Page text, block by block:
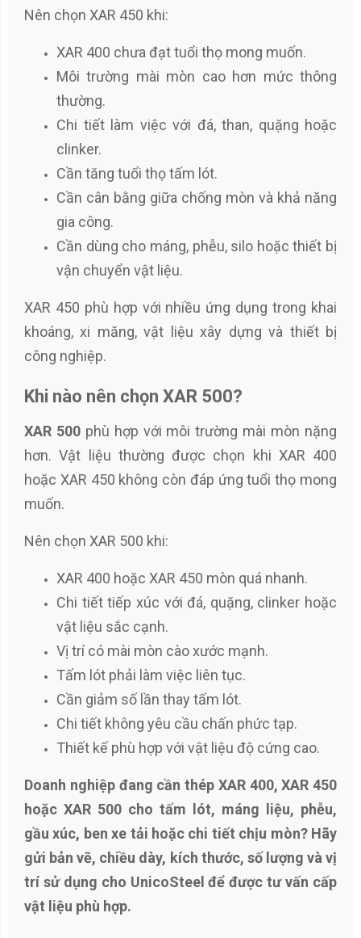
Nên chọn XAR 450 khi:
XAR 400 chưa đạt tuổi thọ mong muốn.
Môi trường mài mòn cao hơn mức thông
thường.
Chi tiết làm việc với đá, than, quặng hoặc
clinker.
Cần tăng tuổi thọ tấm lót.
Cần cân bằng giữa chống mòn và khả năng
gia công.
Cần dùng cho máng, phễu, silo hoặc thiết bị
vận chuyển vật liệu.
XAR 450 phù hợp với nhiều ứng dụng trong khai
khoáng, xi măng, vật liệu xây dựng và thiết bị
công nghiệp.
Khi nào nên chọn XAR 500?
XAR 500phù hợp với môi trường mài mòn nặng
hơn. Vật liệu thường được chọn khi XAR 400
hoặc XAR 450 không còn đáp ứng tuổi thọ mong
muốn.
Nên chọn XAR 500 khi:
XAR 400 hoặc XAR 450 mòn quá nhanh.
Chi tiết tiếp xúc với đá, quặng, clinker hoặc
vật liệu sắc cạnh.
Vị trí có mài mòn cào xước mạnh.
Tấm lót phải làm việc liên tục.
Cần giảm số lần thay tấm lót.
Chi tiết không yêu cầu chấn phức tạp.
Thiết kế phù hợp với vật liệu độ cứng cao.
Doanh nghiệp đang cần thép XAR 400, XAR 450
hoặc XAR 500 cho tấm lót, máng liệu, phễu,
gầu xúc, ben xe tải hoặc chi tiết chịu mòn? Hãy
gửi bản vẽ, chiều dày, kích thước, số lượng và vị
trí sử dụng cho UnicoSteel để được tư vấn cấp
vật liệu phù hợp.